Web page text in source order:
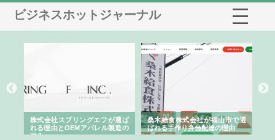
ビジネスホットジャーナル
株式会社スプリングエフが選ば
れる理由とOEMアパレル製造の
強み
桑木給食株式会社が福山市で選
ばれる手作り弁当配達の理由